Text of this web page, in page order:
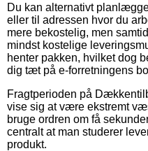
Du kan alternativt
eller til adressen hvor du
mere bekostelig, men
mindst kostelige
henter pakken, hvilket dog
dig tæt på e-forretningens
Fragtperioden på
vise sig at være ekstremt
bruge ordren om få
centralt at man studerer
produkt.